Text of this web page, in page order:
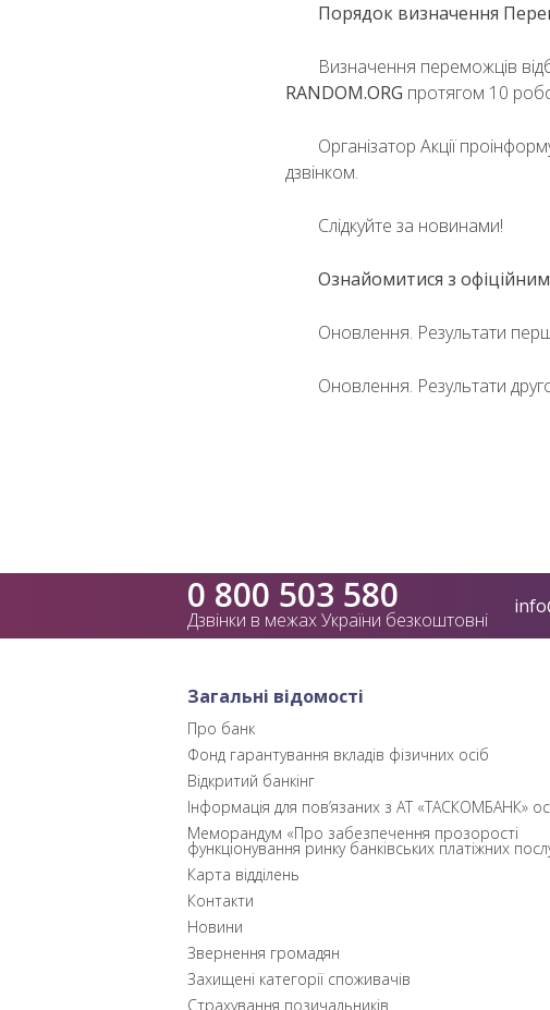
Порядок визначення
Визначення переможців
RANDOM.ORG протягом 10
Організатор Акції
дзвінком.
Слідкуйте за новинами!
Ознайомитися з
Оновлення. Результати
Оновлення. Результати
0 800 503 580
Дзвінки в межах України безкоштовні
Загальні відомості
Про банк
Фонд гарантування вкладів фізичних осіб
Відкритий банкінг
Інформація для пов’язаних з АТ «ТАСКОМБАНК»
Меморандум «Про забезпечення прозорості
функціонування ринку банківських платіжних
Карта відділень
Контакти
Новини
Звернення громадян
Захищені категорії споживачів
Страхування позичальників